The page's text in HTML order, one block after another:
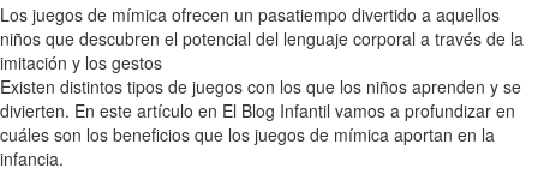
Los juegos de mímica ofrecen un pasatiempo divertido a aquellos
niños que descubren el potencial del lenguaje corporal a través de la
imitación y los gestos
Existen distintos tipos de juegos con los que los niños aprenden y se
divierten. En este artículo en El Blog Infantil vamos a profundizar en
cuáles son los beneficios que los juegos de mímica aportan en la
infancia.